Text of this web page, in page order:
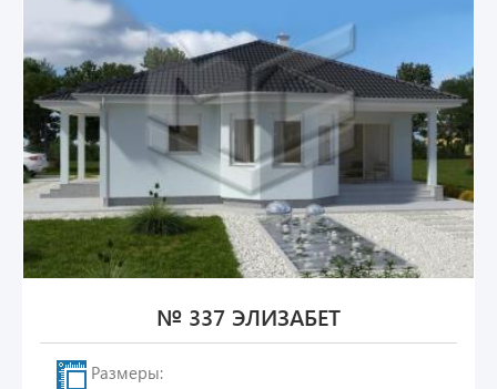
№ 337 ЭЛИЗАБЕТ
Размеры: